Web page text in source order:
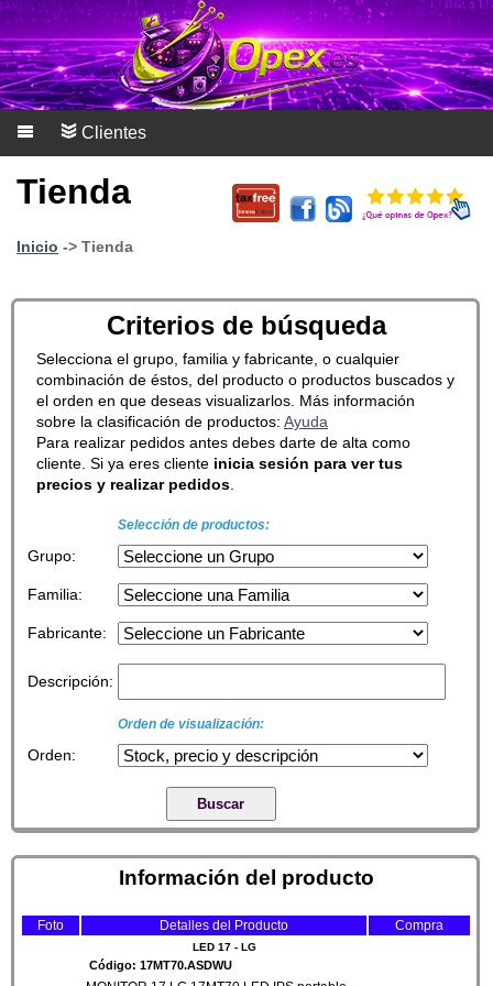
Clientes
Tienda
Inicio -> Tienda
Criterios de búsqueda
Selecciona el grupo, familia y fabricante, o cualquier
combinación de éstos, del producto o productos buscados y
el orden en que deseas visualizarlos. Más información
sobre la clasificación de productos: Ayuda
Para realizar pedidos antes debes darte de alta como
cliente. Si ya eres cliente inicia sesión para ver tus
precios y realizar pedidos.
Selección de productos:
Grupo:
Familia:
Fabricante:
Descripción:
Orden de visualización:
Orden:
Información del producto
Foto Detalles del Producto Compra
LED 17 - LG
Código: 17MT70.ASDWU